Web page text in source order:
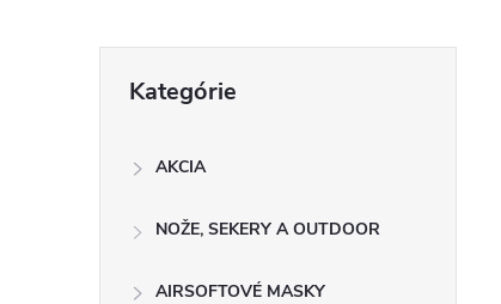
kategórie
Kategórie
AKCIA
NOŽE, SEKERY A OUTDOOR
AIRSOFTOVÉ MASKY